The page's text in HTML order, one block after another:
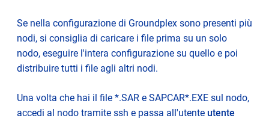
Se nella configurazione di Groundplex sono presenti più
nodi, si consiglia di caricare i file prima su un solo
nodo, eseguire l'intera configurazione su quello e poi
distribuire tutti i file agli altri nodi.
Una volta che hai il file *.SAR e SAPCAR*.EXE sul nodo,
accedi al nodo tramite ssh e passa all'utente utente